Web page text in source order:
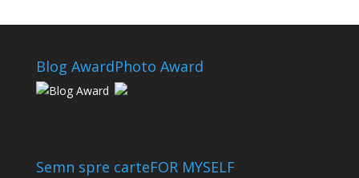
Blog AwardPhoto Award
Semn spre carteFOR MYSELF